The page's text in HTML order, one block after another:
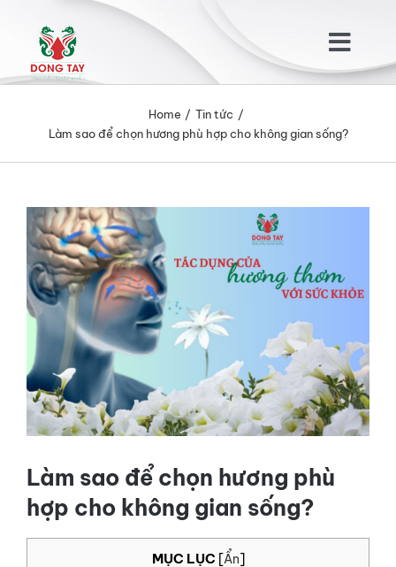
content
SẢN PHẨM
KHÁCH HÀNG
TIN TỨC
LIÊN HỆ
Home
Tin tức
Làm sao để chọn hương phù hợp cho không gian sống?
View
Larger
Image
Làm sao để chọn hương phù
hợp cho không gian sống?
MỤC LỤC [Ẩn]